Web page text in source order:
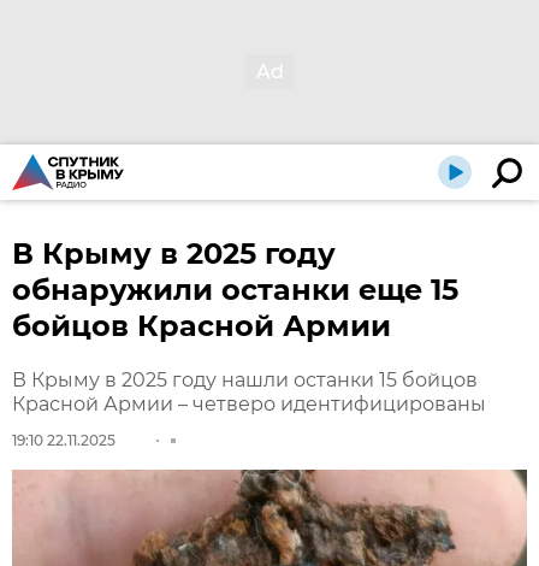
В Крыму в 2025 году
обнаружили останки еще 15
бойцов Красной Армии
В Крыму в 2025 году нашли останки 15 бойцов
Красной Армии – четверо идентифицированы
19:10 22.11.2025